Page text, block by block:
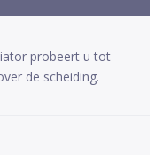
probeert u tot
de scheiding.